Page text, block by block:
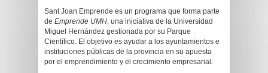
Sant Joan Emprende es un programa que forma parte
de Emprende UMH, una iniciativa de la Universidad
Miguel Hernández gestionada por su Parque
Científico. El objetivo es ayudar a los ayuntamientos e
instituciones públicas de la provincia en su apuesta
por el emprendimiento y el crecimiento empresarial .